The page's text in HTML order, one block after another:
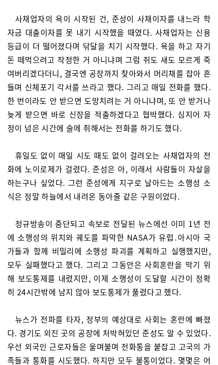
사채업자의 욕이 시작된 건, 준성이 사채이자를 내느라 학
자금 대출이자를 못 내기 시작했을 때였다. 사채업자는 신용
등급이 더 떨어졌다며 닦달을 치기 시작했다. 욕을 하고 자기
돈 떼먹으려고 작정한 거 아니냐며 그럼 쥐도 새도 모르게 죽
여버리겠다더니, 결국엔 공장까지 찾아와서 머리채를 잡아 흔
들며 신체포기 각서를 쓰라고 했다. 그리고 매일 전화를 했다.
한 번이라도 안 받으면 도망치려는 거 아니냐며, 또 안 받거나
늦게 받으면 바로 신장을 적출하겠다고 협박했다. 심지어 자
정이 넘은 시간에 술에 취해서는 전화를 하기도 했다.
휴일도 없이 매일 시도 때도 없이 걸려오는 사채업자의 전
화에 노이로제가 걸렸다. 준성은 아, 이래서 사람들이 자살을
하는구나 싶었다. 그런 준성에게 지구로 날아드는 소행성 소
식은 정말 하늘에서 내려온 동아줄 같은 구원이었다.
정규방송이 중단되고 속보로 전달된 뉴스에선 이미 1년 전
에 소행성의 위치와 궤도를 파악한 NASA가 유럽․아시아 국
가들과 함께 비밀리에 소행성 파괴를 계획하고 실행했지만,
모두 실패했다고 했다. 그리고 그동안은 사회혼란을 막기 위
해 보도통제를 내렸지만, 이제 소행성이 도달할 시간이 정확
히 24시간밖에 남지 않아 보도통제가 풀렸다고 했다.
뉴스가 전파를 타자, 정부의 예상대로 사회는 혼란에 빠졌
다. 경기도 외진 곳의 공장에 처박혀있던 준성도 알 수 있었다.
우선 외국인 근로자들은 울며불며 전화통을 붙잡고 고국의 가
족들과 통화를 시도했다. 하지만 모두 불통이었다. 몇몇은 어